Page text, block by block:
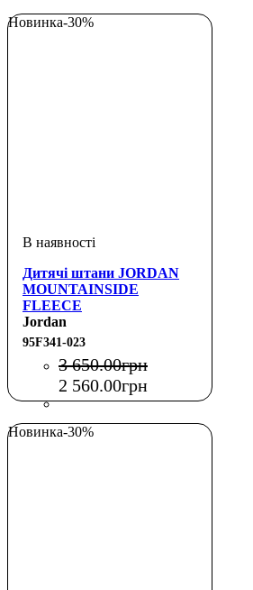
Новинка-30%
Дитячі штани JORDAN
MOUNTAINSIDE
FLEECE
Jordan
95F341-023
3 650.00грн
2 560.00грн
Новинка-30%